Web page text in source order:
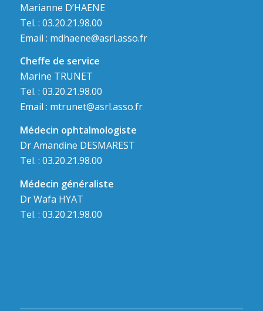
Marianne D’HAENE
Tel. : 03.20.21.98.00
Email : mdhaene@asrl.asso.fr
Cheffe de service
Marine TRUNET
Tel. : 03.20.21.98.00
Email : mtrunet@asrl.asso.fr
Médecin ophtalmologiste
Dr Amandine DESMAREST
Tel. : 03.20.21.98.00
Médecin généraliste
Dr Wafa HYAT
Tel. : 03.20.21.98.00